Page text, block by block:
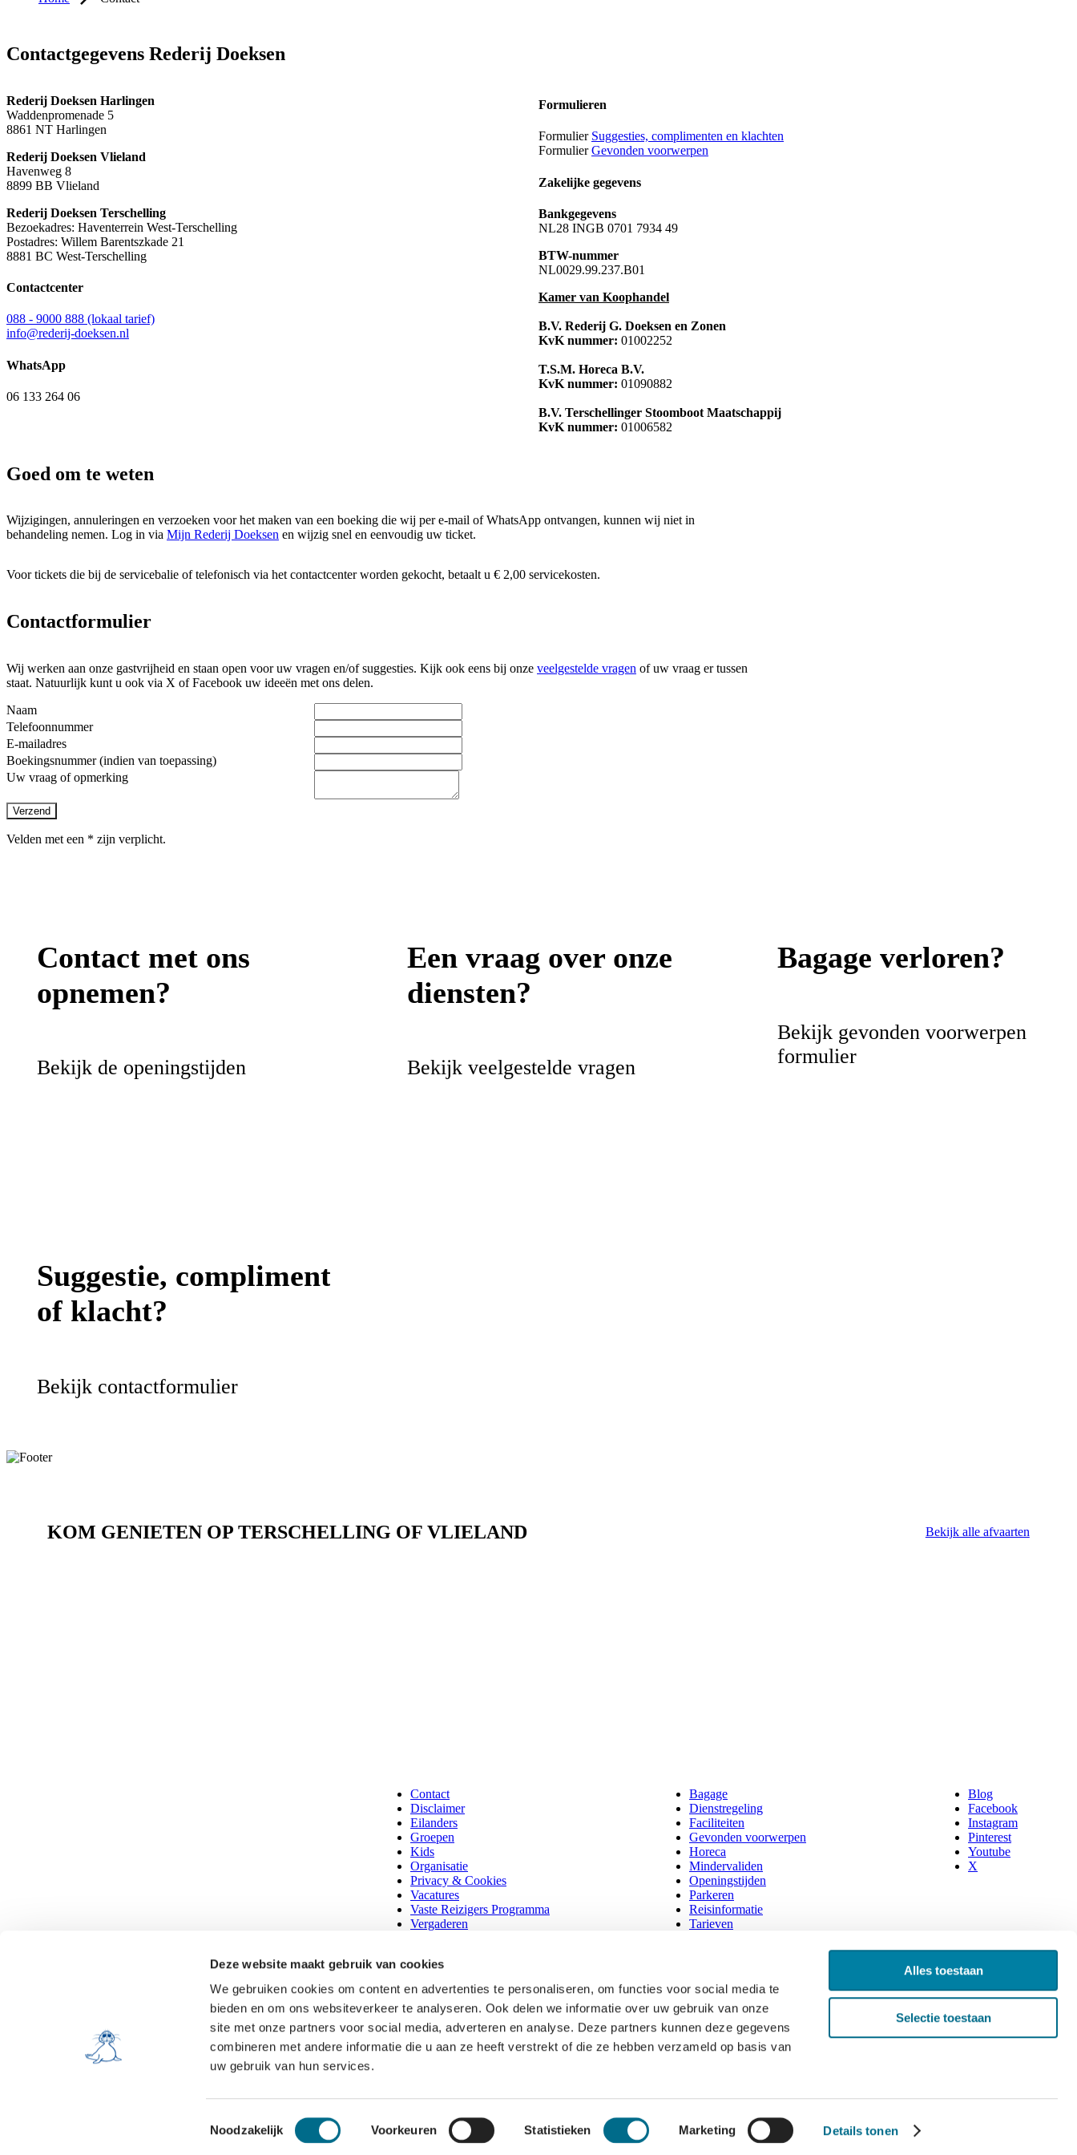
Deze website maakt gebruik van cookies
We gebruiken cookies om content en advertenties te personaliseren, om functies voor social media te
bieden en om ons websiteverkeer te analyseren. Ook delen we informatie over uw gebruik van onze
site met onze partners voor social media, adverteren en analyse. Deze partners kunnen deze gegevens
combineren met andere informatie die u aan ze heeft verstrekt of die ze hebben verzameld op basis van
uw gebruik van hun services.
Toestemmingsselectie
Noodzakelijk Voorkeuren Statistieken Marketing Details tonen
Alles toestaan
Selectie toestaan
Contactgegevens Rederij Doeksen
Rederij Doeksen Harlingen
Waddenpromenade 5
8861 NT Harlingen
Rederij Doeksen Vlieland
Havenweg 8
8899 BB Vlieland
Rederij Doeksen Terschelling
Bezoekadres: Haventerrein West-Terschelling
Postadres: Willem Barentszkade 21
8881 BC West-Terschelling
Contactcenter
088 - 9000 888 (lokaal tarief)
info@rederij-doeksen.nl
WhatsApp
06 133 264 06
Formulieren
Formulier Suggesties, complimenten en klachten
FormulierGevonden voorwerpen
Zakelijke gegevens
Bankgegevens
NL28 INGB 0701 7934 49
BTW-nummer
NL0029.99.237.B01
Kamer van Koophandel
B.V. Rederij G. Doeksen en Zonen
KvK nummer: 01002252
T.S.M. Horeca B.V.
KvK nummer: 01090882
B.V. Terschellinger Stoomboot Maatschappij
KvK nummer: 01006582
Goed om te weten
Wijzigingen, annuleringen en verzoeken voor het maken van een boeking die wij per e-mail of WhatsApp ontvangen, kunnen wij niet in
behandeling nemen. Log in via Mijn Rederij Doeksen en wijzig snel en eenvoudig uw ticket.
Voor tickets die bij de servicebalie of telefonisch via het contactcenter worden gekocht, betaalt u € 2,00 servicekosten.
Contactformulier
Wij werken aan onze gastvrijheid en staan open voor uw vragen en/of suggesties. Kijk ook eens bij onze veelgestelde vragen of uw vraag er tussen
staat. Natuurlijk kunt u ook via X of Facebook uw ideeën met ons delen.
Naam
Telefoonnummer
E-mailadres
Boekingsnummer (indien van toepassing)
Uw vraag of opmerking
Verzend
Velden met een * zijn verplicht.
Contact met ons
opnemen?
Bekijk de openingstijden
Een vraag over onze
diensten?
Bekijk veelgestelde vragen
Bagage verloren?
Bekijk gevonden voorwerpen
formulier
Suggestie, compliment
of klacht?
Bekijk contactformulier
KOM GENIETEN OP TERSCHELLING OF VLIELAND Bekijk alle afvaarten
Contact
Disclaimer
Eilanders
Groepen
Kids
Organisatie
Privacy & Cookies
Vacatures
Vaste Reizigers Programma
Vergaderen
Waddentaxi
Nieuws
Bagage
Dienstregeling
Faciliteiten
Gevonden voorwerpen
Horeca
Mindervaliden
Openingstijden
Parkeren
Reisinformatie
Tarieven
Zoeken
Blog
Facebook
Instagram
Pinterest
Youtube
X